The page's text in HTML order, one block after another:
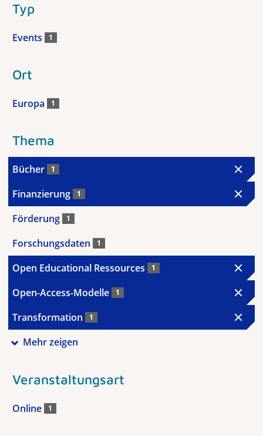
Typ
Events 1
Ort
Europa 1
Thema
Bücher 1
Finanzierung 1
Förderung 1
Forschungsdaten 1
Open Educational Ressources 1
Open-Access-Modelle 1
Transformation 1
Mehr zeigen
Veranstaltungsart
Online 1